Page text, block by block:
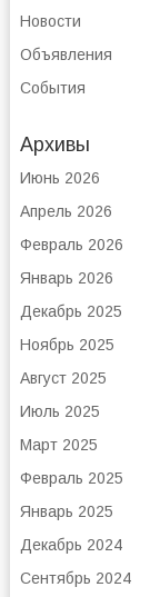
Новости
Объявления
События
Архивы
Июнь 2026
Апрель 2026
Февраль 2026
Январь 2026
Декабрь 2025
Ноябрь 2025
Август 2025
Июль 2025
Март 2025
Февраль 2025
Январь 2025
Декабрь 2024
Сентябрь 2024